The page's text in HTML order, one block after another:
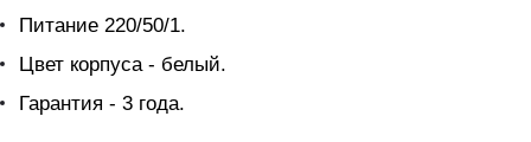
Питание 220/50/1.
Цвет корпуса - белый.
Гарантия - 3 года.